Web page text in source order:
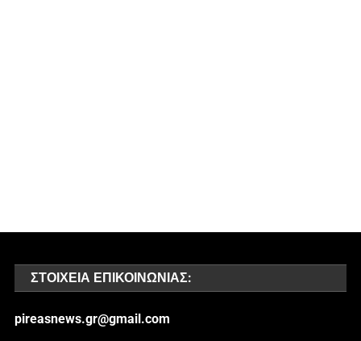
ΣΤΟΙΧΕΊΑ ΕΠΙΚΟΙΝΩΝΊΑΣ:
pireasnews.gr@gmail.com